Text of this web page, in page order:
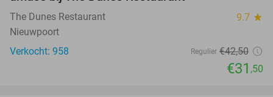
The Dunes Restaurant 9.7 star
Nieuwpoort
Verkocht: 958
Regulier €42,50
€31 ,50